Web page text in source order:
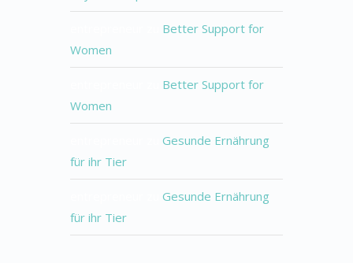
Better Support for
Women
Better Support for
Women
Gesunde Ernährung
für ihr Tier
Gesunde Ernährung
für ihr Tier